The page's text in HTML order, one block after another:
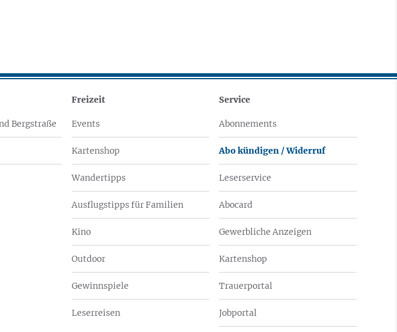
Bergstraße
Freizeit
Events
Kartenshop
Wandertipps
Ausflugstipps für Familien
Kino
Outdoor
Gewinnspiele
Leserreisen
Service
Abonnements
Abo kündigen / Widerruf
Leserservice
Abocard
Gewerbliche Anzeigen
Kartenshop
Trauerportal
Jobportal